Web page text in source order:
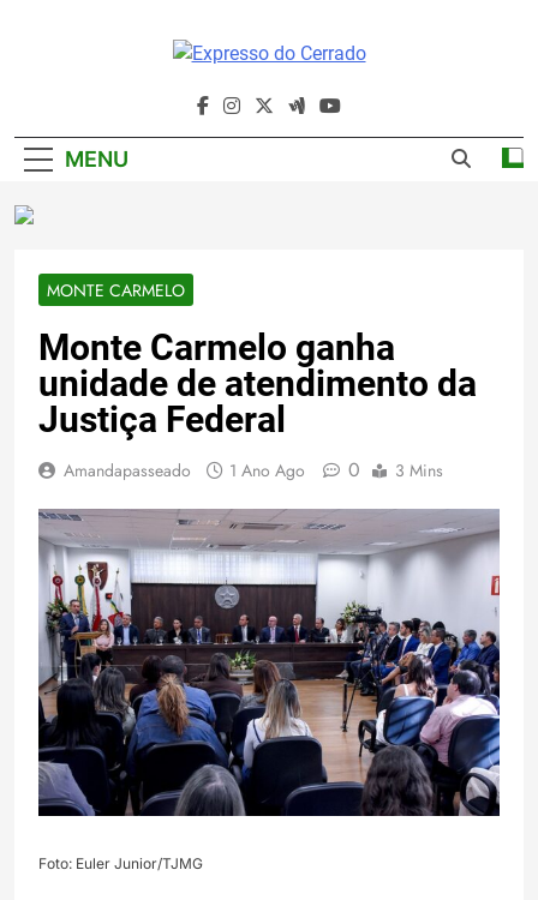
Expresso Do
Cerrado
MENU
MONTE CARMELO
Monte Carmelo ganha
unidade de atendimento da
Justiça Federal
Amandapasseado 1 Ano Ago 0 3 Mins
Foto: Euler Junior/TJMG